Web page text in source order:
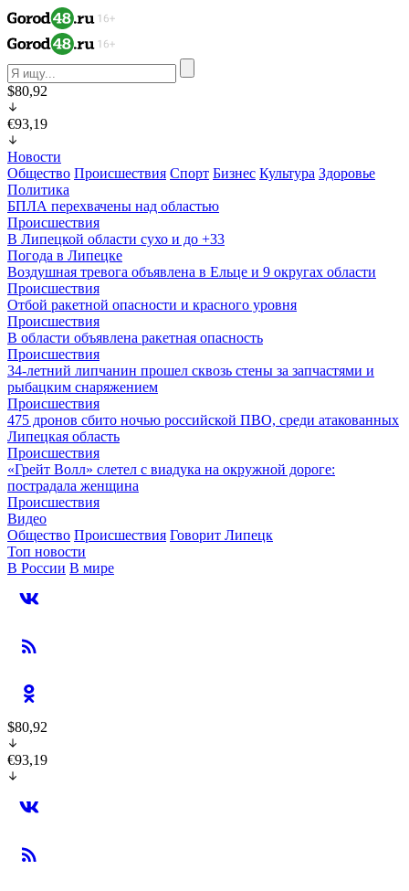
$80,92
€93,19
Новости
Общество Происшествия Спорт Бизнес Культура Здоровье
Политика
БПЛА перехвачены над областью
Происшествия
В Липецкой области сухо и до +33
Погода в Липецке
Воздушная тревога объявлена в Ельце и 9 округах области
Происшествия
Отбой ракетной опасности и красного уровня
Происшествия
В области объявлена ракетная опасность
Происшествия
34-летний липчанин прошел сквозь стены за запчастями и
рыбацким снаряжением
Происшествия
475 дронов сбито ночью российской ПВО, среди атакованных
Липецкая область
Происшествия
«Грейт Волл» слетел с виадука на окружной дороге:
пострадала женщина
Происшествия
Видео
Общество Происшествия Говорит Липецк
Топ новости
В России В мире
$80,92
€93,19